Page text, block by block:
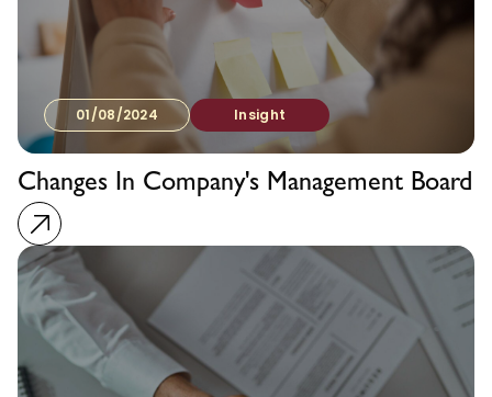
01/08/2024 Insight
Changes In Company's Management Board